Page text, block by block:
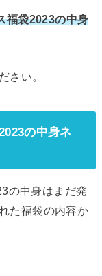
福袋2023の中身
さい。
の中身ネ
の中身はまだ発
た福袋の内容か